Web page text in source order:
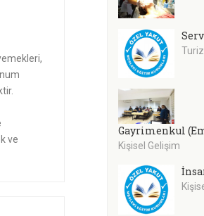
ve
Gayrimenkul
Kişisel Gelişim